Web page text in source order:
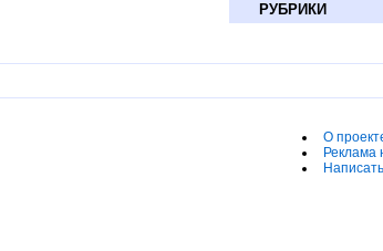
РУБРИКИ
О
Реклама